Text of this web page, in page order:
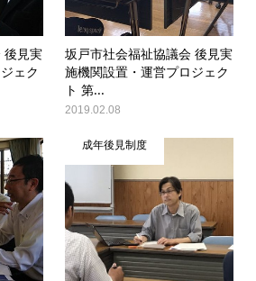
後見実
ェク
坂戸市社会福祉協議会 後見実
施機関設置・運営プロジェク
ト 第...
2019.02.08
成年後見制度